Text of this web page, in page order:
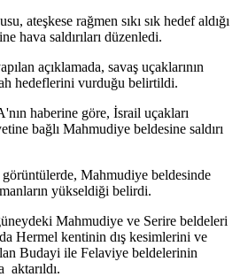
ateşkese rağmen sıkı sık hedef aldığı
hava saldırıları düzenledi.
açıklamada, savaş uçaklarının
hedeflerini vurduğu belirtildi.
haberine göre, İsrail uçakları
bağlı Mahmudiye beldesine saldırı
görüntülerde, Mahmudiye beldesinde
yükseldiği belirdi.
Mahmudiye ve Serire beldeleri
Hermel kentinin dış kesimlerini ve
Budayi ile Felaviye beldelerinin
aktarıldı.